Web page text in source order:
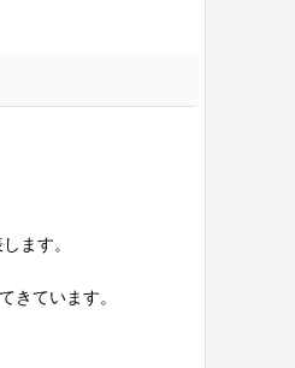
ます。
きています。